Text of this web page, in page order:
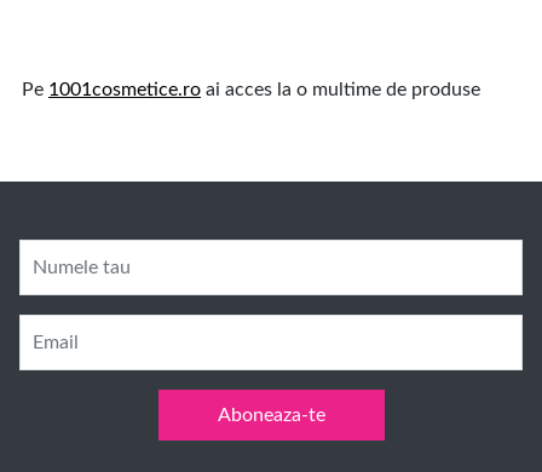
Pe 1001cosmetice.ro ai acces la o multime de produse
Numele tau
Email
Aboneaza-te